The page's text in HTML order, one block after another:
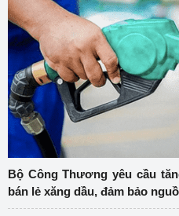
Bộ Công Thương yêu cầu
bán lẻ xăng dầu, đảm bảo